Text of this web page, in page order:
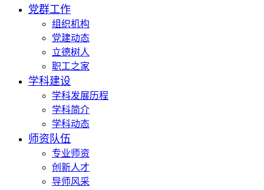
党群工作
组织机构
党建动态
立德树人
职工之家
学科建设
学科发展历程
学科简介
学科动态
师资队伍
专业师资
创新人才
导师风采